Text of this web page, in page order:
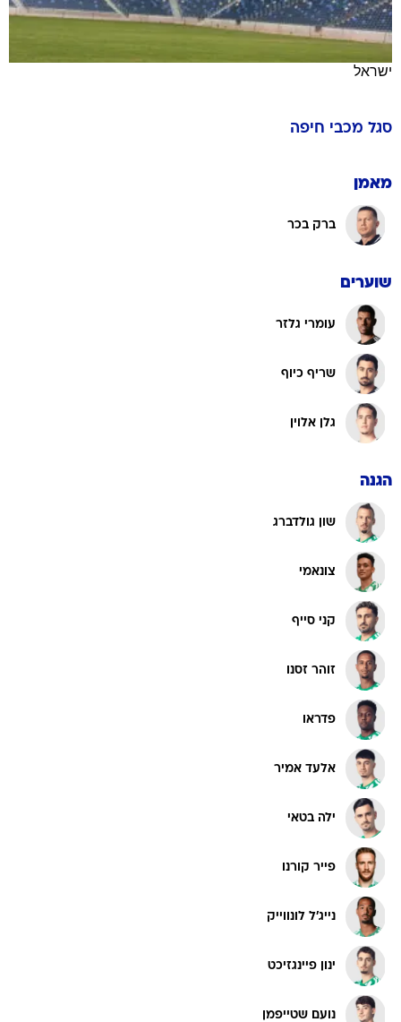
ישראל
סגל מכבי חיפה
מאמן
ברק בכר
שוערים
עומרי גלזר
שריף כיוף
גלן אלוין
הגנה
שון גולדברג
צונאמי
קני סייף
זוהר זסנו
פדראו
אלעד אמיר
ילה בטאי
פייר קורנו
נייג'ל לונווייק
ינון פיינגזיכט
נועם שטייפמן